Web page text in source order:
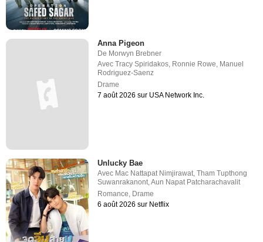
Anna Pigeon
De Morwyn Brebner
AvecTracy Spiridakos, Ronnie Rowe, Manuel
Rodriguez-Saenz
Drame
7 août 2026 sur USA Network Inc.
Unlucky Bae
Avec Mac Nattapat Nimjirawat ,Tham Tupthong
Suwanrakanont ,Aun Napat Patcharachavalit
Romance Drame
6 août 2026 sur Netflix